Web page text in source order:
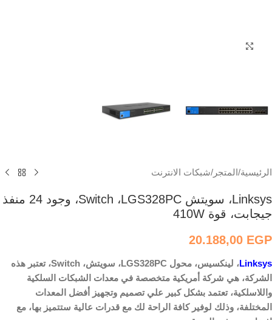
الرئيسية/المتجر /شبكات الانترنت
Linksys، سويتش Switch ،LGS328PC، وجود 24 منفذ
جيجابت، قوة 410W
20.188,00 EGP
Linksys
، لينكسيس، محول LGS328PC، سويتش، Switch، تعتبر هذه
الشركة، هي شركة أمريكية متخصصة في معدات الشبكات السلكية
واللاسلكية، تعتمد بشكل كبير علي تصميم وتجهيز أفضل المعدات
المختلفة، وذلك لوفير كافة الراحة لك مع قدرات عالية ستتميز بها، مع